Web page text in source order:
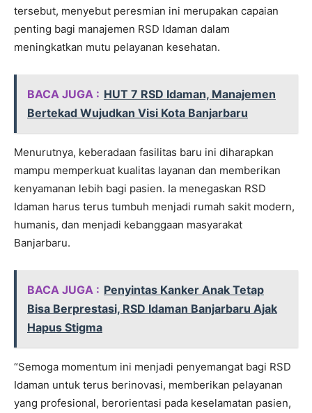
tersebut, menyebut peresmian ini merupakan capaian
penting bagi manajemen RSD Idaman dalam
meningkatkan mutu pelayanan kesehatan.
BACA JUGA : HUT 7 RSD Idaman, Manajemen
Bertekad Wujudkan Visi Kota Banjarbaru
Menurutnya, keberadaan fasilitas baru ini diharapkan
mampu memperkuat kualitas layanan dan memberikan
kenyamanan lebih bagi pasien. Ia menegaskan RSD
Idaman harus terus tumbuh menjadi rumah sakit modern,
humanis, dan menjadi kebanggaan masyarakat
Banjarbaru.
BACA JUGA : Penyintas Kanker Anak Tetap
Bisa Berprestasi, RSD Idaman Banjarbaru Ajak
Hapus Stigma
“Semoga momentum ini menjadi penyemangat bagi RSD
Idaman untuk terus berinovasi, memberikan pelayanan
yang profesional, berorientasi pada keselamatan pasien,